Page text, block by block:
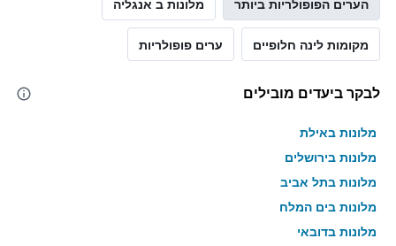
הערים הפופולריות ביותר מלונות ב אנגליה
מקומות לינה חלופיים ערים פופולריות
לבקר ביעדים מובילים
מלונות באילת
מלונות בירושלים
מלונות בתל אביב
מלונות בים המלח
מלונות בדובאי